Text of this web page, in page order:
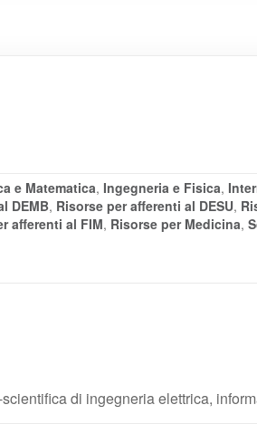
e Matematica, Ingegneria e Fisica,
DEMB, Risorse per afferenti al DESU,
afferenti al FIM, Risorse per Medicina,
di ingegneria elettrica,